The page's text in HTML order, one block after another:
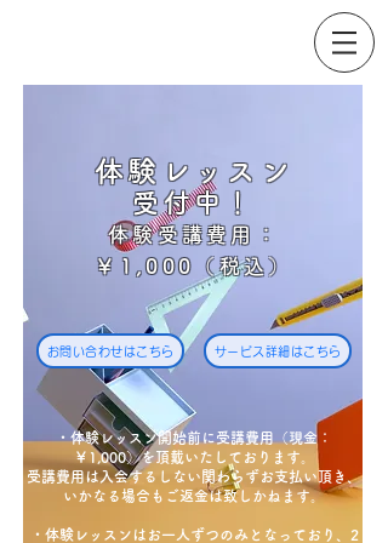
体験レッスン
受付中！
体験受講費用：
￥1,000（税込）
お問い合わせはこちら サービス詳細はこちら
・体験レッスン開始前に受講費用（現金：
￥1,000）を頂戴いたしております。
​​受講費用は入会するしない関わらずお支払い頂き、
いかなる場合もご返金は致しかねます。
​・体験レッスンはお一人ずつのみとなっており、2